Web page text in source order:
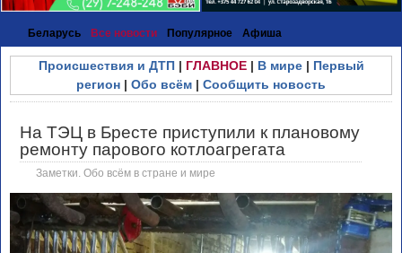
Беларусь Все новости Популярное Афиша
Происшествия и ДТП| ГЛАВНОЕ| В мире| Первый
регион | Обо всём | Сообщить новость
На ТЭЦ в Бресте приступили к плановому
ремонту парового котлоагрегата
Заметки. Обо всём в стране и мире